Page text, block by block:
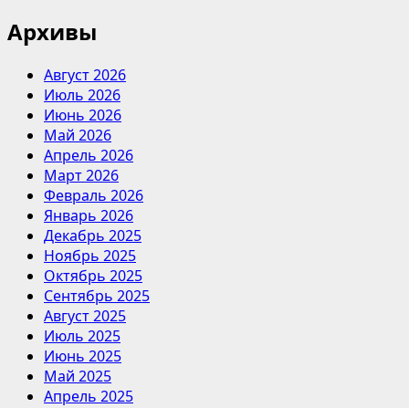
Архивы
Август 2026
Июль 2026
Июнь 2026
Май 2026
Апрель 2026
Март 2026
Февраль 2026
Январь 2026
Декабрь 2025
Ноябрь 2025
Октябрь 2025
Сентябрь 2025
Август 2025
Июль 2025
Июнь 2025
Май 2025
Апрель 2025